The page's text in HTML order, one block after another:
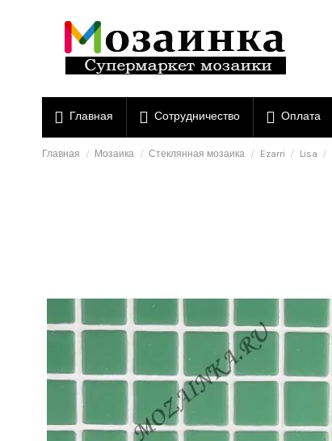
Главная Сотрудничество Оплата
Главная Мозаика Стеклянная мозаика Ezarri Lisa